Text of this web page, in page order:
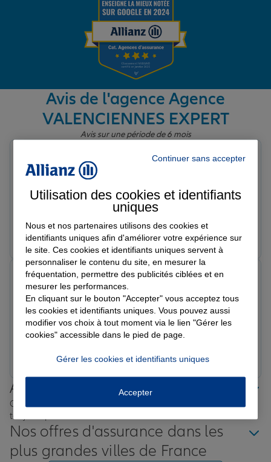
Garantie des accidents de la vie
Protection juridique
Retraite
Tous nos devis d'assurance
Avis de l'agence Agence
VALENCIENNES EXPERT
Avis sur une période de 6 mois
Note de 5 sur 5
Le 30/04/2026 - Agence VALENCIENNES EXPERT
Monsieur Mule est d'excellent conseil. Il vous suit et
oriente vers ce qui vous correspond avec bienveillance.
Nous ne sommes pas déçu d'avoir fait confiance à son
expertise et en sa personne. Dès que nous avons des
interrogations, il est réactif pour y répondre.
Prendre un RDV Voir l'agence
Note de 5 sur 5
Le 09/04/2026 - Agence VALENCIENNES EXPERT
Mr Mule est un excellent conseiller disponible et
attentif à vos besoins. De plus il est très sympathique.
François M.
Prendre un RDV Voir l'agence
Allianz proche de chez vous
Où que vous soyez en France, nos agences Allianz sont
toujours près de chez vous.
Nos offres d'assurance dans les
plus grandes villes de France
Continuer sans accepter
Utilisation des cookies et identifiants
uniques
Nous et nos partenaires utilisons des cookies et
identifiants uniques afin d'améliorer votre expérience sur
le site. Ces cookies et identifiants uniques servent à
personnaliser le contenu du site, en mesurer la
fréquentation, permettre des publicités ciblées et en
mesurer les performances.
En cliquant sur le bouton "Accepter" vous acceptez tous
les cookies et identifiants uniques. Vous pouvez aussi
modifier vos choix à tout moment via le lien "Gérer les
cookies" accessible dans le pied de page.
Gérer les cookies et identifiants uniques
Accepter